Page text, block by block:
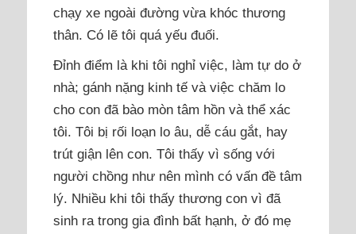
chạy xe ngoài đường vừa khóc thương
thân. Có lẽ tôi quá yếu đuối.
Đỉnh điểm là khi tôi nghỉ việc, làm tự do ở
nhà; gánh nặng kinh tế và việc chăm lo
cho con đã bào mòn tâm hồn và thể xác
tôi. Tôi bị rối loạn lo âu, dễ cáu gắt, hay
trút giận lên con. Tôi thấy vì sống với
người chồng như nên mình có vấn đề tâm
lý. Nhiều khi tôi thấy thương con vì đã
sinh ra trong gia đình bất hạnh, ở đó mẹ